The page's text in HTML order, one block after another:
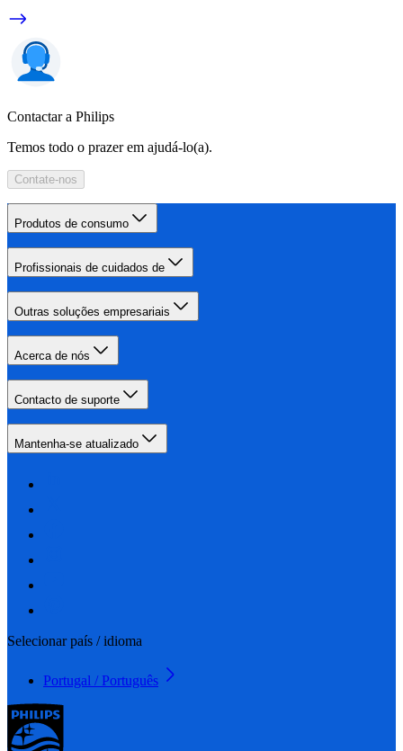
Contactar a Philips
Temos todo o prazer em ajudá-lo(a).
Contate-nos
Produtos de consumo
Profissionais de cuidados de
Outras soluções empresariais
Acerca de nós
Contacto de suporte
Mantenha-se atualizado
Selecionar país / idioma
Portugal / Português